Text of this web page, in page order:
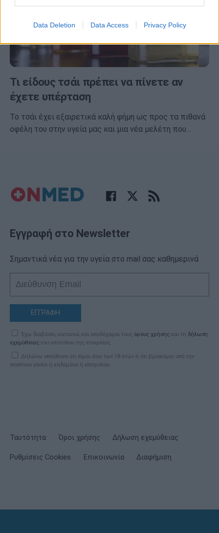
Data Deletion Data Access Privacy Policy
Τι είδους τσάι πρέπει να πίνετε αν
έχετε υπέρταση
Το τσάι έχει εξαιρετικά καλή φήμη ως προς τα πιθανά
οφέλη του στην υγεία μας και μια νέα μελέτη που…
Εγγραφή στο Newsletter
Σημαντικά νέα για την υγεία στο mail σας καθημερινά
ΕΓΓΡΑΦΗ
Έχω διαβάσει, κατανοώ και αποδέχομαι τους όρους χρήσης και τη δήλωση
εχεμύθειας του ιστοτόπου της εταιρείας
Δηλώνω υπεύθυνα ότι είμαι άνω των 18 ετών ή ότι βρίσκομαι υπό την
εποπτεία γονέα ή κηδεμόνα ή επιτρόπου
Ταυτότητα Όροι χρήσης Δήλωση εχεμύθειας
Ρυθμίσεις Cookies Επικοινωνία Διαφήμιση